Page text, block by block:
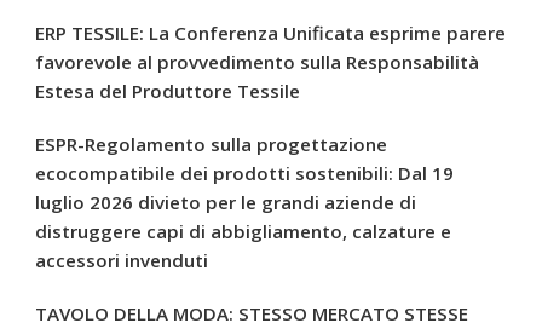
ERP TESSILE: La Conferenza Unificata esprime parere
favorevole al provvedimento sulla Responsabilità
Estesa del Produttore Tessile
ESPR-Regolamento sulla progettazione
ecocompatibile dei prodotti sostenibili: Dal 19
luglio 2026 divieto per le grandi aziende di
distruggere capi di abbigliamento, calzature e
accessori invenduti
TAVOLO DELLA MODA: STESSO MERCATO STESSE